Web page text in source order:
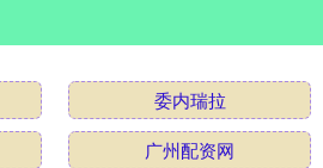
委内瑞拉
广州配资网